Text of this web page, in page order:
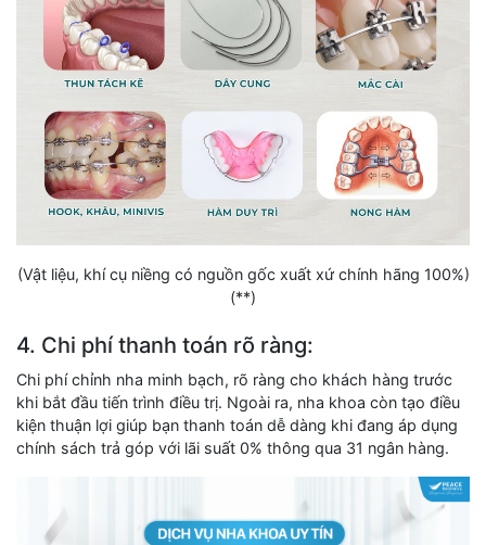
(Vật liệu, khí cụ niềng có nguồn gốc xuất xứ chính hãng 100%)
(**)
4. Chi phí thanh toán rõ ràng:
Chi phí chỉnh nha minh bạch, rõ ràng cho khách hàng trước
khi bắt đầu tiến trình điều trị. Ngoài ra, nha khoa còn tạo điều
kiện thuận lợi giúp bạn thanh toán dễ dàng khi đang áp dụng
chính sách trả góp với lãi suất 0% thông qua 31 ngân hàng.